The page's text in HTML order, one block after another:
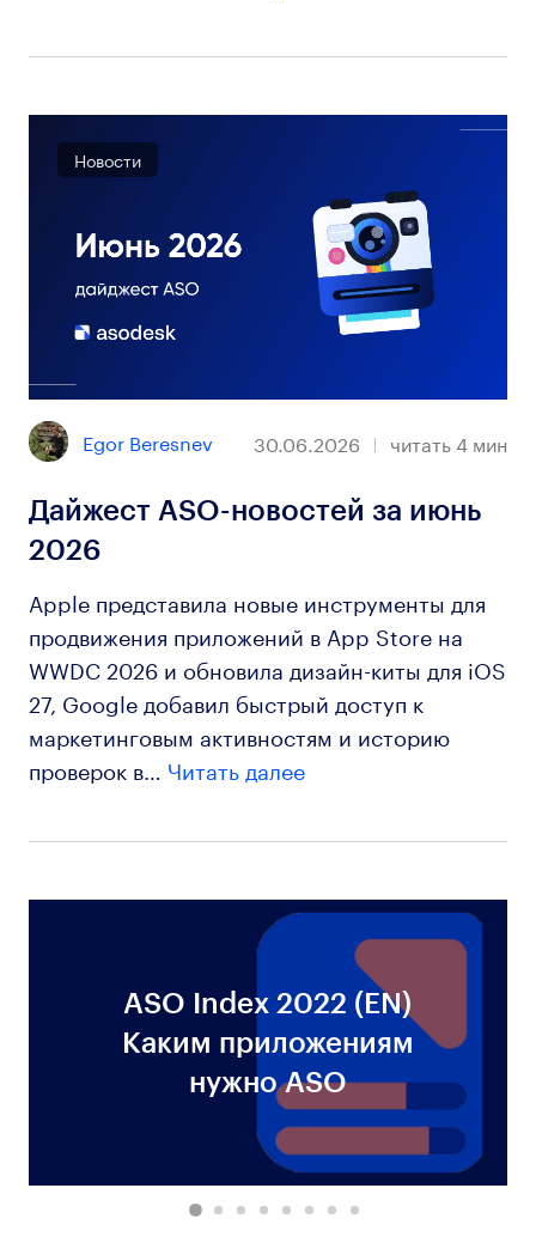
Новости
Egor Beresnev 30.06.2026 читать4 мин
Дайжест ASO-новостей за июнь
2026
Apple представила новые инструменты для
продвижения приложений в App Store на
WWDC 2026 и обновила дизайн-киты для iOS
27, Google добавил быстрый доступ к
маркетинговым активностям и историю
проверок в… Читать далее
ASO Index 2022 (EN)
Каким приложениям
нужно ASO